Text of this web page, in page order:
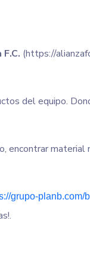
(https://
del equipo.
encontrar material
grupo-planb.com/